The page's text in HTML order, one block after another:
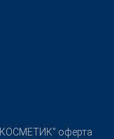
оферта